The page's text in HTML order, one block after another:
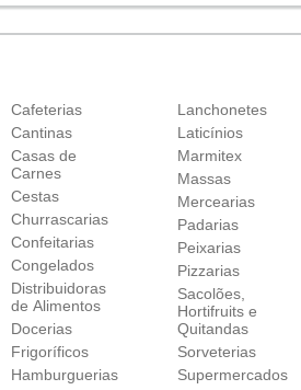
Cafeterias
Cantinas
Casas de
Carnes
Cestas
Churrascarias
Confeitarias
Congelados
Distribuidoras
de Alimentos
Docerias
Frigoríficos
Hamburguerias
Lanchonetes
Laticínios
Marmitex
Massas
Mercearias
Padarias
Peixarias
Pizzarias
Sacolões,
Hortifruits e
Quitandas
Sorveterias
Supermercados